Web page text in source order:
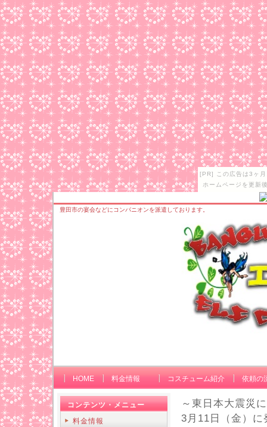
[PR] この広告は3ヶ
ホームページを更新
豊田市の宴会などにコンパニオンを派遣しております。
HOME 料金情報 コスチューム紹介 依頼の
～東日本大震災
3月11日（金）
コンテンツ・メニュー
料金情報